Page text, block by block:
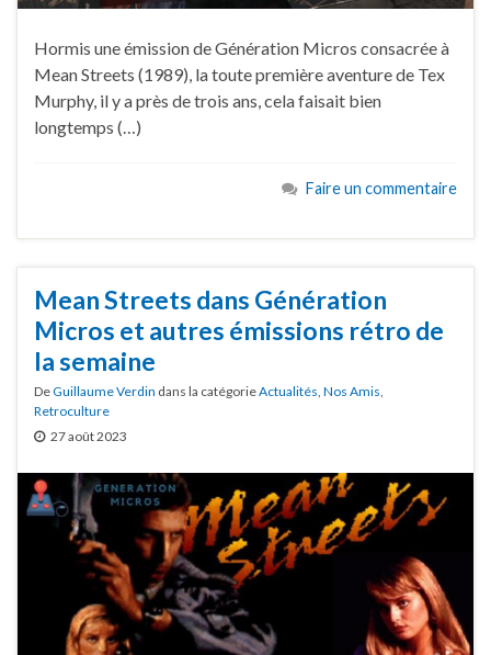
Hormis une émission de Génération Micros consacrée à
Mean Streets (1989), la toute première aventure de Tex
Murphy, il y a près de trois ans, cela faisait bien
longtemps (…)
Faire un commentaire
Mean Streets dans Génération
Micros et autres émissions rétro de
la semaine
DeGuillaume Verdin dans la catégorieActualités Nos Amis
Retroculture
27 août 2023